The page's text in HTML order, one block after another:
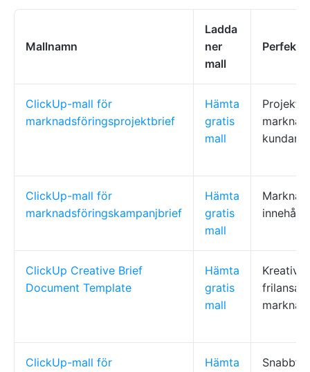
Mallnamn
Ladda
ner
mall
Perfekt
ClickUp-mall för
marknadsföringsprojektbrief
Hämta
gratis
mall
ClickUp-mall för
marknadsföringskampanjbrief
Hämta
gratis
mall
ClickUp Creative Brief
Document Template
Hämta
gratis
mall
Kreativa
ClickUp-mall för
Hämta